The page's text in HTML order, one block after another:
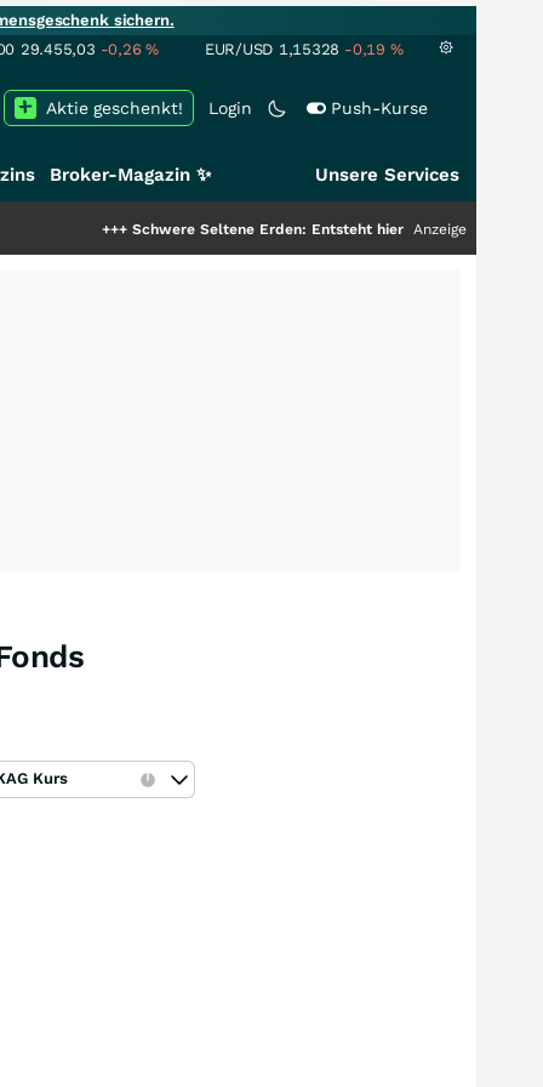
sichern.
29.455,03 -0,26% EUR/USD 1,15328 -0,19 %
Login Push-Kurse
Aktie geschenkt!
Broker-Magazin ✨ Unsere Services
Schwere Seltene Erden: Entsteht hier die nächste Milliardenstory?
Anzeige
Kurs